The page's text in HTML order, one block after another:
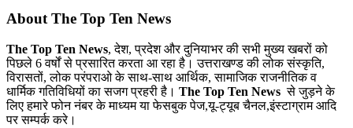
About The Top Ten News
The Top Ten News, देश, प्रदेश और दुनियाभर की सभी मुख्य खबरों को
पिछले 6 वर्षों से प्रसारित करता आ रहा है। उत्तराखण्ड की लोक संस्कृति,
विरासतों, लोक परंपराओ के साथ-साथ आर्थिक, सामाजिक राजनीतिक व
धार्मिक गतिविधियों का सजग प्रहरी है। The Top Ten News से जुड़ने के
लिए हमारे फोन नंबर के माध्यम या फेसबुक पेज,यू-ट्यूब चैनल,इंस्टाग्राम आदि
पर सम्पर्क करे।